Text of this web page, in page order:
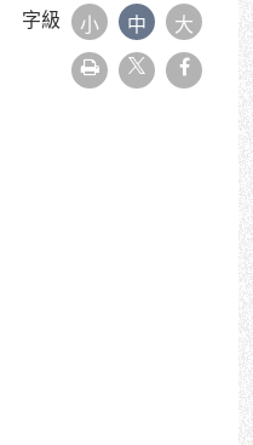
字級 小 中 大
友
善